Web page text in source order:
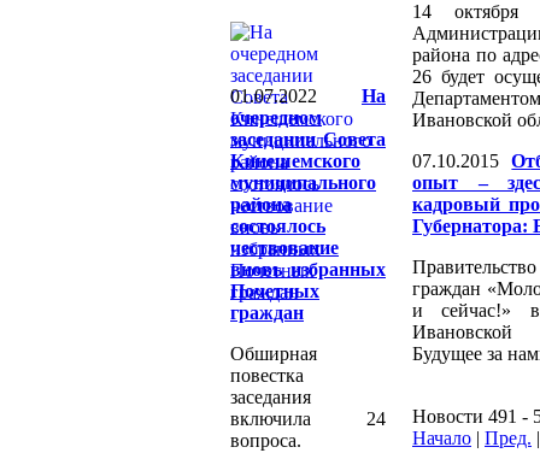
01.07.2022
На
очередном
заседании Совета
Кинешемского
муниципального
района
состоялось
чествование
вновь избранных
Почетных
граждан
Обширная
повестка
заседания
включила 24
вопроса.
14
района по
26 будет
Ивановской
07.10.2015
опыт –
кадровый
Губернатора:
граждан
и сейчас!» в
Ивановской
Будущее за
Новости 491 -
Начало | Пред.